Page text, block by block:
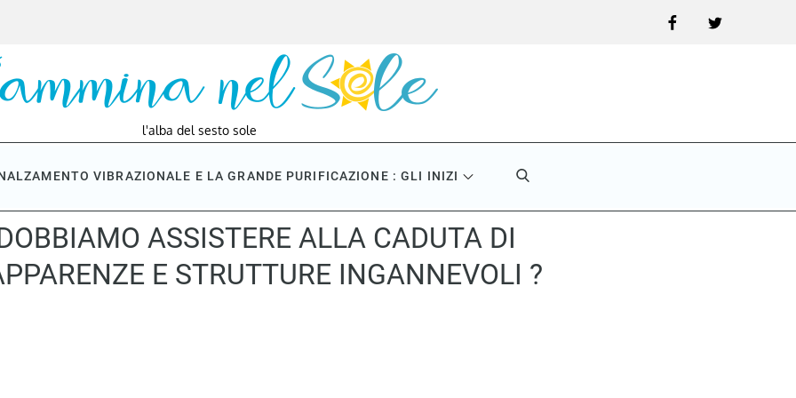
FacebookTwitter
l'alba del sesto sole
VIBRAZIONALE E LA GRANDE PURIFICAZIONE : GLI INIZI
ASSISTERE ALLA CADUTA DI
E STRUTTURE INGANNEVOLI ?